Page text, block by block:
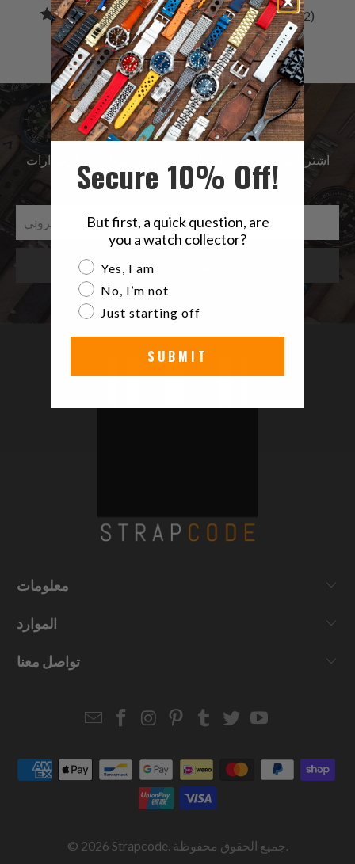
(28)28
إجمالي
المراجعات
$72.99
(32)32
$55.99
كن أول من يعرف
اشترك للحصول على آخر الأخبار حول المبيعات | الإصدارات
الجديدة & المزيد …
معلومات
الموارد
تواصل معنا
EmailStrapcode
Facebook
Strapcode
Instagram
Strapcode
Pinterest
Strapcode
Tumblr
Strapcode
TwitterYouTube
© 2026 Strapcode
Secure 10% Off!
But first, a quick question, are
you a watch collector?
Are you a watch collector?
Yes, I am
No, I’m not
Just starting off
SUBMIT